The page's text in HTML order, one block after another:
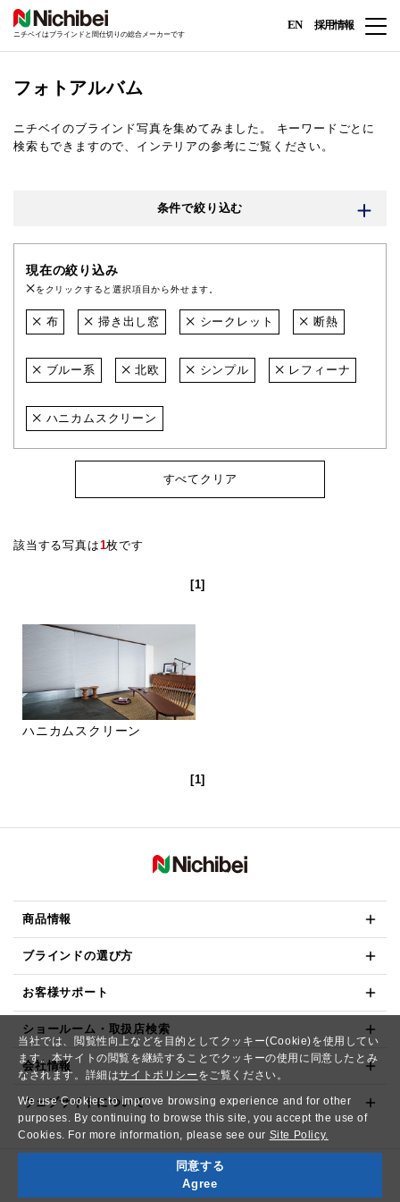
当社では、閲覧性向上などを目的としてクッキー(Cookie)を使用してい
ます。本サイトの閲覧を継続することでクッキーの使用に同意したとみ
なされます。詳細はサイトポリシー をご覧ください。
We use Cookies to improve browsing experience and for other
purposes. By continuing to browse this site, you accept the use of
Cookies. For more information, please see our Site Policy.
同意する
Agree
ニチベイはブラインドと間仕切りの総合メーカーです
EN 採用情報
フォトアルバム
ニチベイのブラインド写真を集めてみました。
キーワードごとに
検索もできますので、インテリアの参考にご覧ください。
条件で絞り込む
現在の絞り込み
をクリックすると選択項目から外せます。
布 掃き出し窓 シークレット 断熱
ブルー系 北欧 シンプル レフィーナ
ハニカムスクリーン
すべてクリア
該当する写真は1枚です
[1]
ハニカムスクリーン
[1]
商品情報
ブラインドの選び方
お客様サポート
ショールーム・取扱店検索
会社情報
ウェブサイトについて
Copyright© NICHIBEI CO.,LTD. All Rights Reserved.